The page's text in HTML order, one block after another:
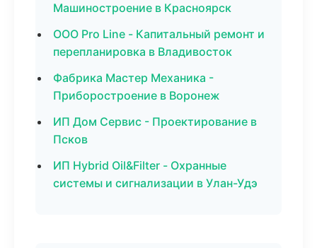
Машиностроение в Красноярск
ООО Pro Line - Капитальный ремонт и
перепланировка в Владивосток
Фабрика Мастер Механика -
Приборостроение в Воронеж
ИП Дом Сервис - Проектирование в
Псков
ИП Hybrid Oil&Filter - Охранные
системы и сигнализации в Улан-Удэ